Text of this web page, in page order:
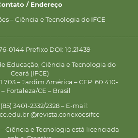
/ Endereço
– Ciência e Tecnologia do IFCE
0144 Prefixo DOI: 10.21439
Educação, Ciência e Tecnologia do
Ceará (IFCE)
– Jardim América – CEP: 60.410-
– Fortaleza/CE – Brasil
3401-2332/2328 – E-mail:
@revista.conexoesifce
Ciência e Tecnologia está licenciada